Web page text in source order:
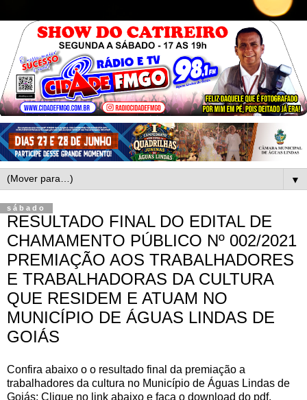
▼
sábado
RESULTADO FINAL DO EDITAL DE
CHAMAMENTO PÚBLICO Nº 002/2021
PREMIAÇÃO AOS TRABALHADORES
E TRABALHADORAS DA CULTURA
QUE RESIDEM E ATUAM NO
MUNICÍPIO DE ÁGUAS LINDAS DE
GOIÁS
Confira abaixo o o resultado final da premiação a
trabalhadores da cultura no Município de Águas Lindas de
Goiás: Clique no link abaixo e faça o download do pdf.